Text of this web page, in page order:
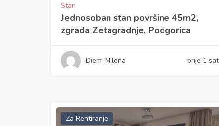
Stan
Jednosoban stan površine 45m2,
zgrada Zetagradnje, Podgorica
Diem_Milena prije 1 sat
Za Rentiranje